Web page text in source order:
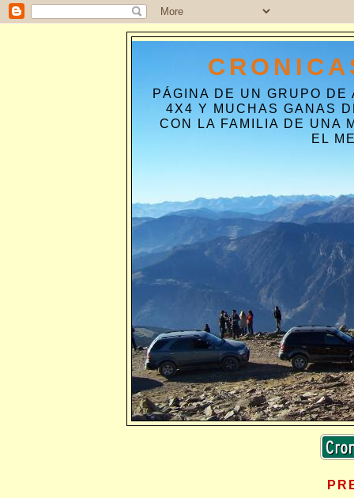
PÁGINA DE UN GRUPO
4X4 Y MUCHAS GANAS
CON LA FAMILIA DE UNA
EL